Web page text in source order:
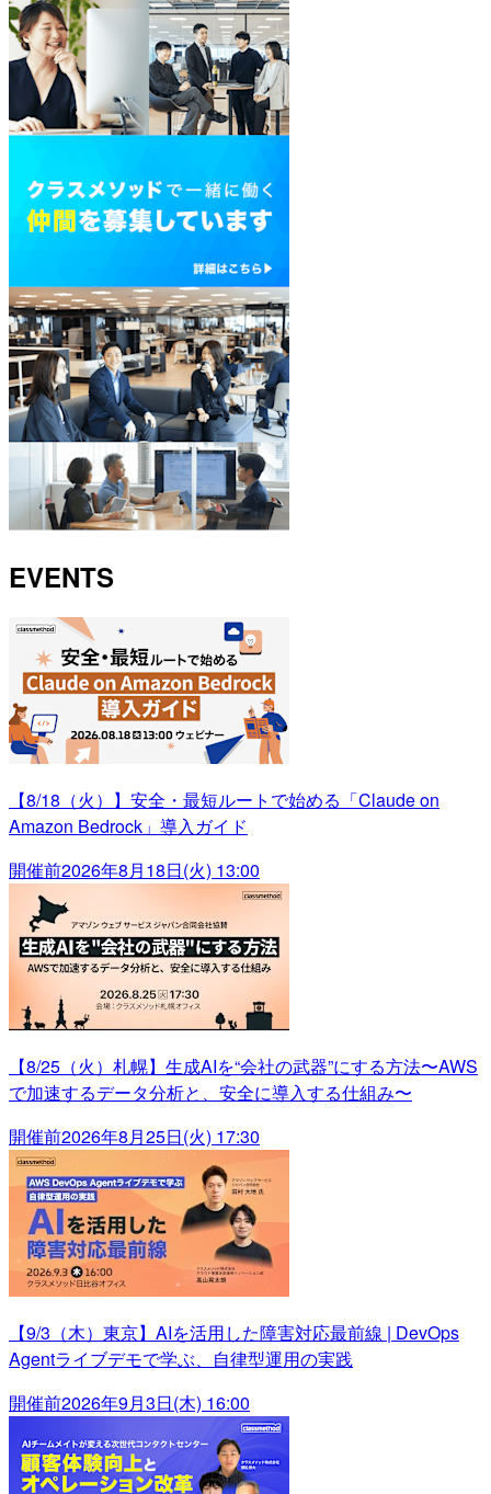
EVENTS
【8/18（火）】安全・最短ルートで始める「Claude on
Amazon Bedrock」導入ガイド
開催前2026年8月18日(火) 13:00
【8/25（火）札幌】生成AIを“会社の武器”にする方法〜AWS
で加速するデータ分析と、安全に導入する仕組み〜
開催前2026年8月25日(火) 17:30
【9/3（木）東京】AIを活用した障害対応最前線 | DevOps
Agentライブデモで学ぶ、自律型運用の実践
開催前2026年9月3日(木) 16:00